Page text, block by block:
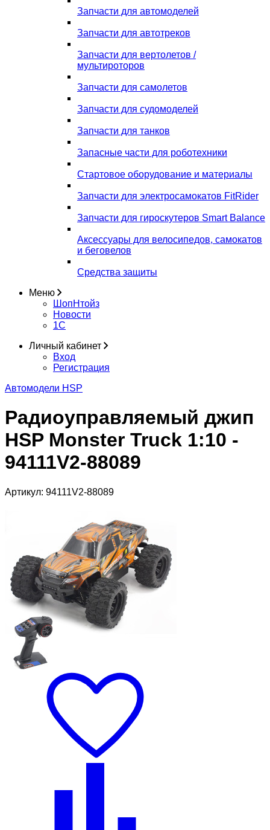
Запчасти для автомоделей
Запчасти для автотреков
Запчасти для вертолетов /
мультироторов
Запчасти для самолетов
Запчасти для судомоделей
Запчасти для танков
Запасные части для роботехники
Стартовое оборудование и материалы
Запчасти для электросамокатов FitRider
Запчасти для гироскутеров Smart Balance
Аксессуары для велосипедов, самокатов
и беговелов
Средства защиты
Меню
ШопНтойз
Новости
1C
Личный кабинет
Вход
Регистрация
Автомодели HSP
Радиоуправляемый джип
HSP Monster Truck 1:10 -
94111V2-88089
Артикул: 94111V2-88089